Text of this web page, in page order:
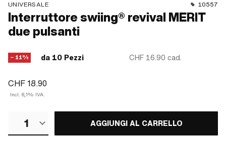
UNIVERSALE 10557
Interruttore swiing® revival MERIT
due pulsanti
− 11% da 10 Pezzi CHF 16.90 cad.
CHF 18.90
Incl. 8,1% IVA.
1 AGGIUNGI AL CARRELLO